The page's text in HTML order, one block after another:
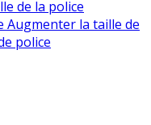
de la police
Augmenter la taille de